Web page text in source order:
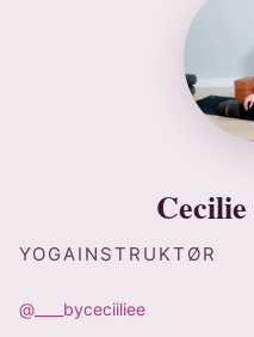
YOGAINSTRUKTØR
@____byceciiliee